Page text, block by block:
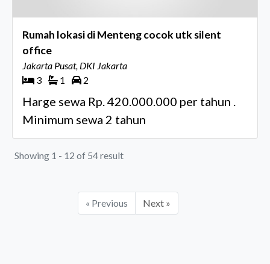
Rumah lokasi di Menteng cocok utk silent
office
Jakarta Pusat, DKI Jakarta
3
1 2
Harge sewa Rp. 420.000.000 per tahun .
Minimum sewa 2 tahun
Showing 1 - 12 of 54 result
« Previous Next »